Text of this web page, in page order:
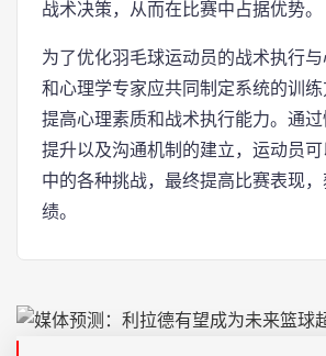
战术决策，从而在比赛中占据优势。
为了优化羽毛球运动员的战术执行
和心理学专家应共同制定系统的训
提高心理素质和战术执行能力。通
提升以及沟通机制的建立，运动员
中的各种挑战，最终提高比赛表现
绩。